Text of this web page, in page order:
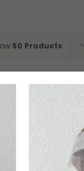
50 Products